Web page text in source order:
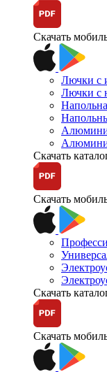
Скачать
Лючки с
Лючки с
Скачать
Скачать
Скачать
Скачать